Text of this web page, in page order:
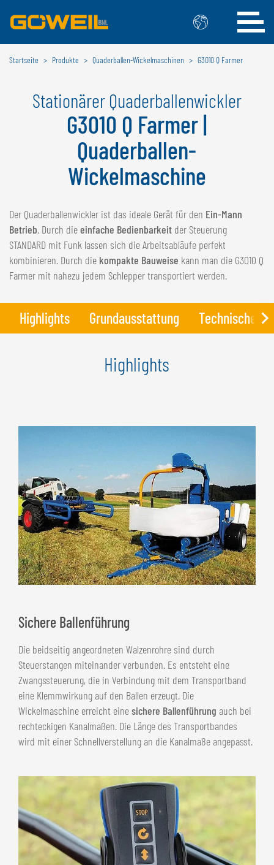
Wählen Sie Ihre Sprache / Ihr Land
INTERNATIONAL
ESPAÑOL
POLSKI
BELGIEN
GÖWEIL BNL
FRANÇAIS
DEUTSCH
Startseite Produkte Quaderballen-Wickelmaschinen G3010 Q Farmer
Stationärer Quaderballenwickler
G3010 Q Farmer |
Quaderballen-
Wickelmaschine
Der Quaderballenwickler ist das ideale Gerät für den Ein-Mann
Betrieb. Durch dieeinfache Bedienbarkeit der Steuerung
STANDARD mit Funk lassen sich die Arbeitsabläufe perfekt
kombinieren. Durch die kompakte Bauweise kann man die G3010 Q
Farmer mit nahezu jedem Schlepper transportiert werden.
Highlights Grundausstattung Technische
Highlights
Sichere Ballenführung
Die beidseitig angeordneten Walzenrohre sind durch
Steuerstangen miteinander verbunden. Es entsteht eine
Zwangssteuerung, die in Verbindung mit dem Transportband
eine Klemmwirkung auf den Ballen erzeugt. Die
Wickelmaschine erreicht einesichere Ballenführung auch bei
rechteckigen Kanalmaßen. Die Länge des Transportbandes
wird mit einer Schnellverstellung an die Kanalmaße angepasst.